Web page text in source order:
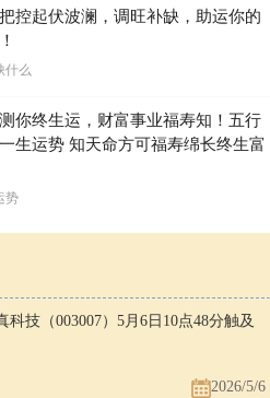
控起伏波澜，调旺补缺，助运你的
什么
你终生运，财富事业福寿知！五行
生运势 知天命方可福寿绵长终生富
势
科技（003007）5月6日10点48分触及
2026/5/6